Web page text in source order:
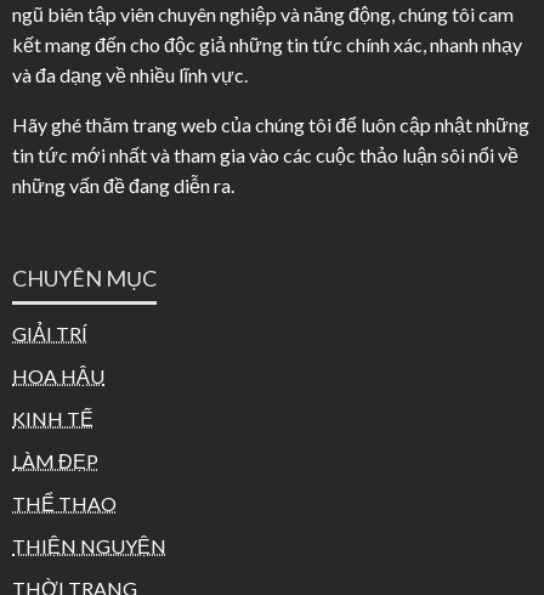
ngũ biên tập viên chuyên nghiệp và năng động, chúng tôi cam
kết mang đến cho độc giả những tin tức chính xác, nhanh nhạy
và đa dạng về nhiều lĩnh vực.
Hãy ghé thăm trang web của chúng tôi để luôn cập nhật những
tin tức mới nhất và tham gia vào các cuộc thảo luận sôi nổi về
những vấn đề đang diễn ra.
CHUYÊN MỤC
GIẢI TRÍ
HOA HẬU
KINH TẾ
LÀM ĐẸP
THỂ THAO
THIỆN NGUYỆN
THỜI TRANG